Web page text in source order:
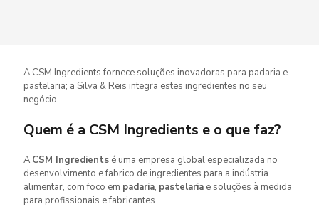
A CSM Ingredients fornece soluções inovadoras para padaria e
pastelaria; a Silva & Reis integra estes ingredientes no seu
negócio.
Quem é a CSM Ingredients e o que faz?
A CSM Ingredients é uma empresa global especializada no
desenvolvimento e fabrico de ingredientes para a indústria
alimentar, com foco em padaria, pastelaria e soluções à medida
para profissionais e fabricantes.